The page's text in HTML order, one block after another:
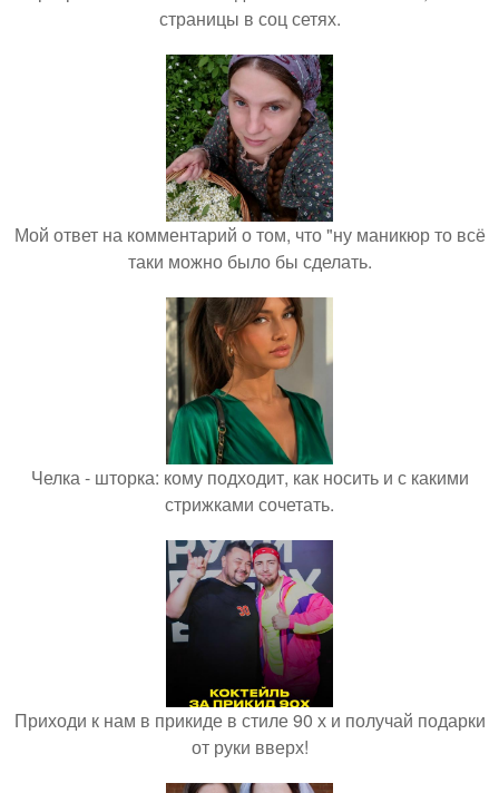
страницы в соц сетях.
Мой ответ на комментарий о том, что "ну маникюр то всё
таки можно было бы сделать.
Челка - шторка: кому подходит, как носить и с какими
стрижками сочетать.
Приходи к нам в прикиде в стиле 90 х и получай подарки
от руки вверх!